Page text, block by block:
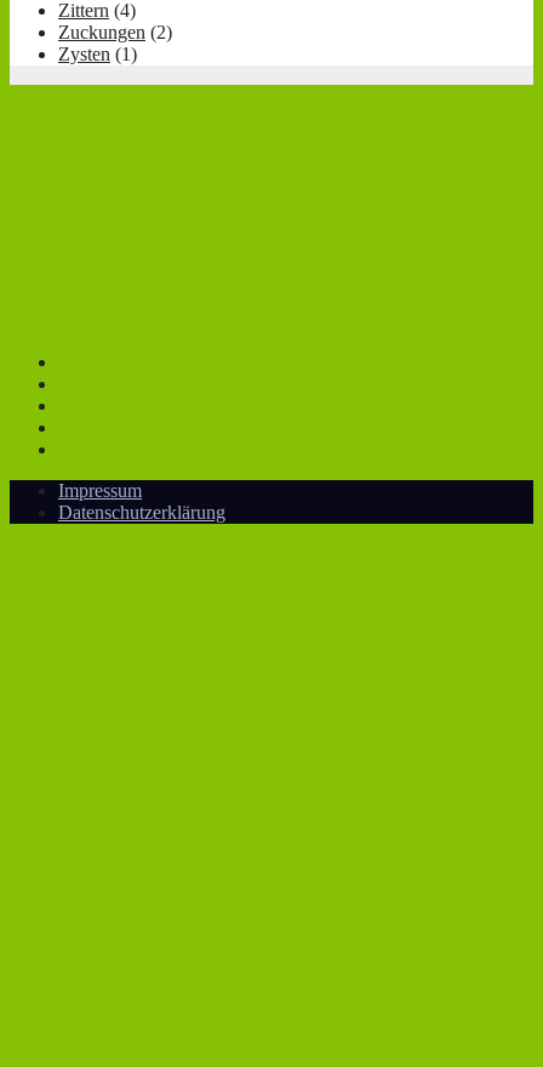
Zittern (4)
Zuckungen (2)
Zysten (1)
Impressum
Datenschutzerklärung